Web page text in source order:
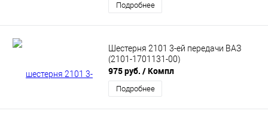
Подробнее
Шестерня 2101 3-ей передачи ВАЗ
(2101-1701131-00)
975 руб. / Компл
Подробнее